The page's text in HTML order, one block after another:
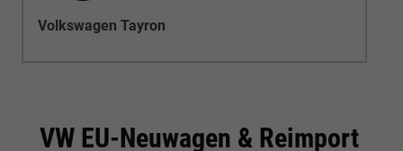
Volkswagen Tayron
VW EU-Neuwagen & Reimport